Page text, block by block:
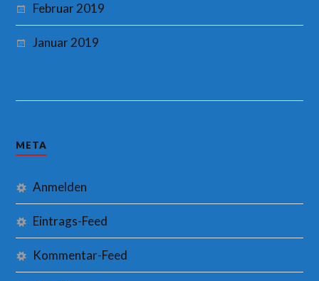
Februar 2019
Januar 2019
META
Anmelden
Eintrags-Feed
Kommentar-Feed